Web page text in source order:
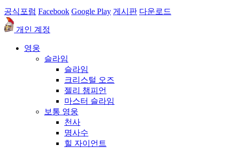
공식포럼 Facebook Google Play 게시판 다운로드
개인 계정
영웅
슬라임
슬라임
크리스털 오즈
젤리 챔피언
마스터 슬라임
보통 영웅
천사
명사수
힐 자이언트